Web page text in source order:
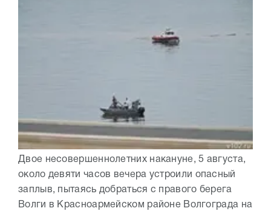
Двое несовершеннолетних накануне, 5 августа,
около девяти часов вечера устроили опасный
заплыв, пытаясь добраться с правого берега
Волги в Красноармейском районе Волгограда на